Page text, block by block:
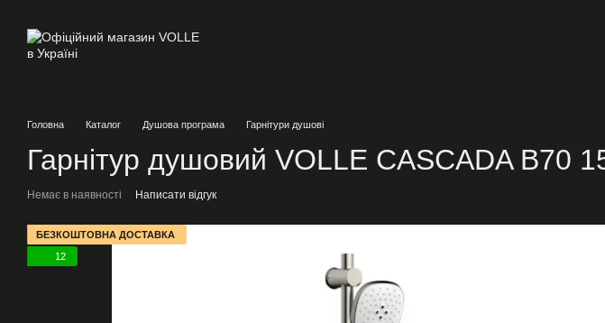
Головна Каталог Душова програма Гарнітури душові
Гарнітур душовий VOLLE CASCADA B70
Немає в наявності Написати відгук
БЕЗКОШТОВНА ДОСТАВКА
12